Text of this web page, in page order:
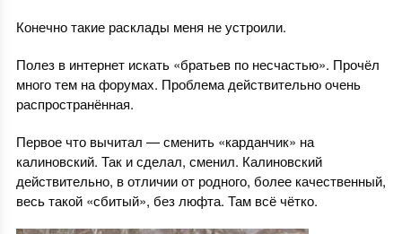
Конечно такие расклады меня не устроили.
Полез в интернет искать «братьев по несчастью». Прочёл
много тем на форумах. Проблема действительно очень
распространённая.
Первое что вычитал — сменить «карданчик» на
калиновский. Так и сделал, сменил. Калиновский
действительно, в отличии от родного, более качественный,
весь такой «сбитый», без люфта. Там всё чётко.